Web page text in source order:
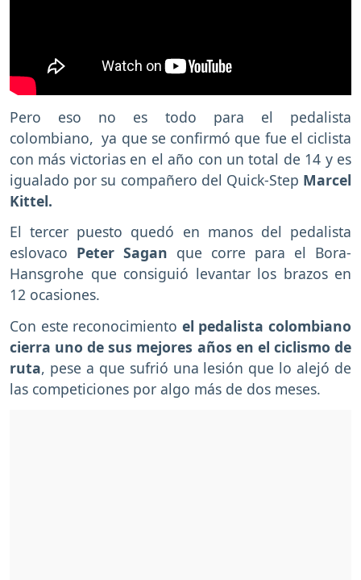
Pero eso no es todo para el pedalista
colombiano, ya que se confirmó que fue el ciclista
con más victorias en el año con un total de 14 y es
igualado por su compañero del Quick-Step Marcel
Kittel.
El tercer puesto quedó en manos del pedalista
eslovaco Peter Sagan que corre para el Bora-
Hansgrohe que consiguió levantar los brazos en
12 ocasiones.
Con este reconocimiento el pedalista colombiano
cierra uno de sus mejores años en el ciclismo de
ruta, pese a que sufrió una lesión que lo alejó de
las competiciones por algo más de dos meses.